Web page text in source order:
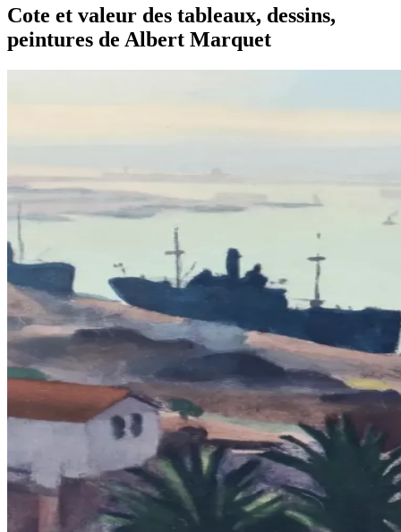
Cote et valeur des tableaux, dessins,
peintures de Albert Marquet